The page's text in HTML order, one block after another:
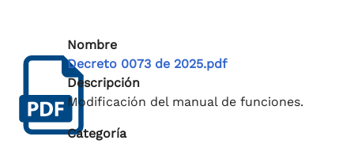
Nombre
Decreto 0073 de 2025.pdf
Descripción
Modificación del manual de funciones.
Categoría